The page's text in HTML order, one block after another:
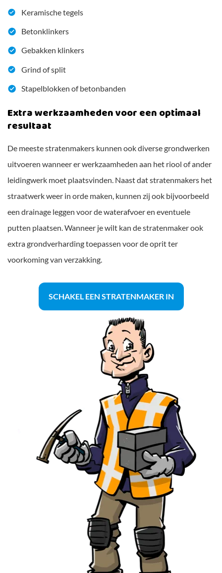
Keramische tegels
Betonklinkers
Gebakken klinkers
Grind of split
Stapelblokken of betonbanden
Extra werkzaamheden voor een optimaal
resultaat
De meeste stratenmakers kunnen ook diverse grondwerken
uitvoeren wanneer er werkzaamheden aan het riool of ander
leidingwerk moet plaatsvinden. Naast dat stratenmakers het
straatwerk weer in orde maken, kunnen zij ook bijvoorbeeld
een drainage leggen voor de waterafvoer en eventuele
putten plaatsen. Wanneer je wilt kan de stratenmaker ook
extra grondverharding toepassen voor de oprit ter
voorkoming van verzakking.
SCHAKEL EEN STRATENMAKER IN